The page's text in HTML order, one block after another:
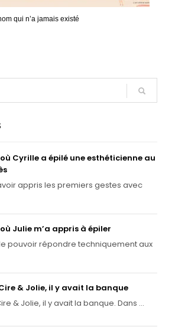
qui n’a jamais existé
Cyrille a épilé une esthéticienne au
appris les premiers gestes avec
Julie m’a appris à épiler
pouvoir répondre techniquement aux
& Jolie, il y avait la banque
& Jolie, il y avait la banque. Dans ...